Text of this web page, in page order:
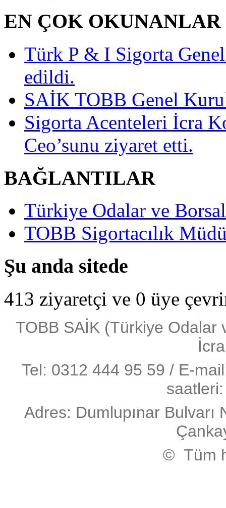
EN ÇOK OKUNANLAR
Türk P & I Sigorta
edildi.
SAİK TOBB Genel
Sigorta Acenteleri İcra
Ceo’sunu ziyaret etti.
BAĞLANTILAR
Türkiye Odalar ve
TOBB Sigortacılık
Şu anda sitede
413 ziyaretçi ve 0 üye
TOBB SAİK (Türkiye Odalar
Tel: 0312 444 95 59 / E-
Adres: Dumlupınar
© Tüm